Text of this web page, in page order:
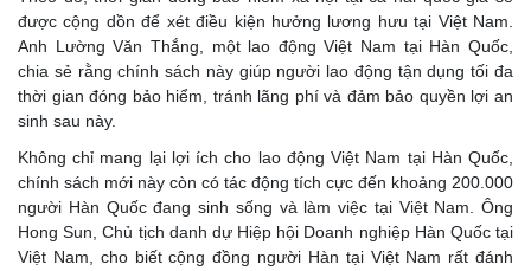
được cộng dồn để xét điều kiện hưởng lương hưu tại Việt Nam.
Anh Lường Văn Thắng, một lao động Việt Nam tại Hàn Quốc,
chia sẻ rằng chính sách này giúp người lao động tận dụng tối đa
thời gian đóng bảo hiểm, tránh lãng phí và đảm bảo quyền lợi an
sinh sau này.
Không chỉ mang lại lợi ích cho lao động Việt Nam tại Hàn Quốc,
chính sách mới này còn có tác động tích cực đến khoảng 200.000
người Hàn Quốc đang sinh sống và làm việc tại Việt Nam. Ông
Hong Sun, Chủ tịch danh dự Hiệp hội Doanh nghiệp Hàn Quốc tại
Việt Nam, cho biết cộng đồng người Hàn tại Việt Nam rất đánh